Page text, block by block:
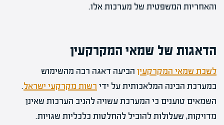
והאחריות המשפטית של מערכות אלו.
הדאגות של שמאי המקרקעין
לשכת שמאי המקרקעין הביעה דאגה רבה מהשימוש
במערכת הבינה המלאכותית על ידי רשות מקרקעי ישראל.
השמאים טוענים כי המערכת עשויה להניב הערכות שאינן
מדויקות, שעלולות להוביל להחלטות כלכליות שגויות.